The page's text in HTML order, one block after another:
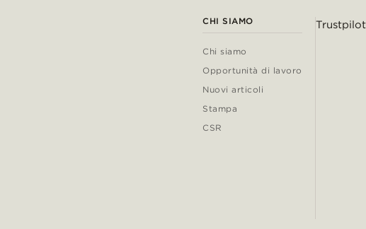
CHI SIAMO
Chi siamo
Opportunità di lavoro
Nuovi articoli
Stampa
CSR
Trustpilot